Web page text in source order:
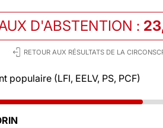
D'ABSTENTION :
RETOUR AUX RÉSULTATS DE LA
populaire (LFI, EELV, PS, PCF)